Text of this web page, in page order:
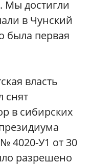
Мы достигли
в Чунский
была первая
власть
снят
в сибирских
4020-У1 от 30
разрешено